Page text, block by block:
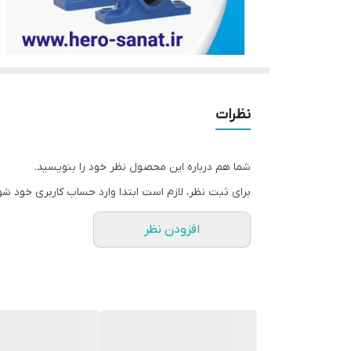
نظرات
شما هم درباره این محصول نظر خود را بنویسید.
برای ثبت نظر، لازم است ابتدا وارد حساب کاربری خود
افزودن نظر